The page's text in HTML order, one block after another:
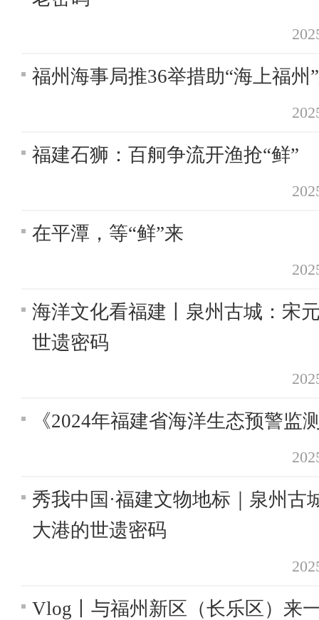
福州海事局推36举措助“海上福州
福建石狮：百舸争流开渔抢“鲜”
在平潭，等“鲜”来
海洋文化看福建丨泉州古城：宋
世遗密码
《2024年福建省海洋生态预警监
秀我中国·福建文物地标｜泉州古
大港的世遗密码
Vlog丨与福州新区（长乐区）来